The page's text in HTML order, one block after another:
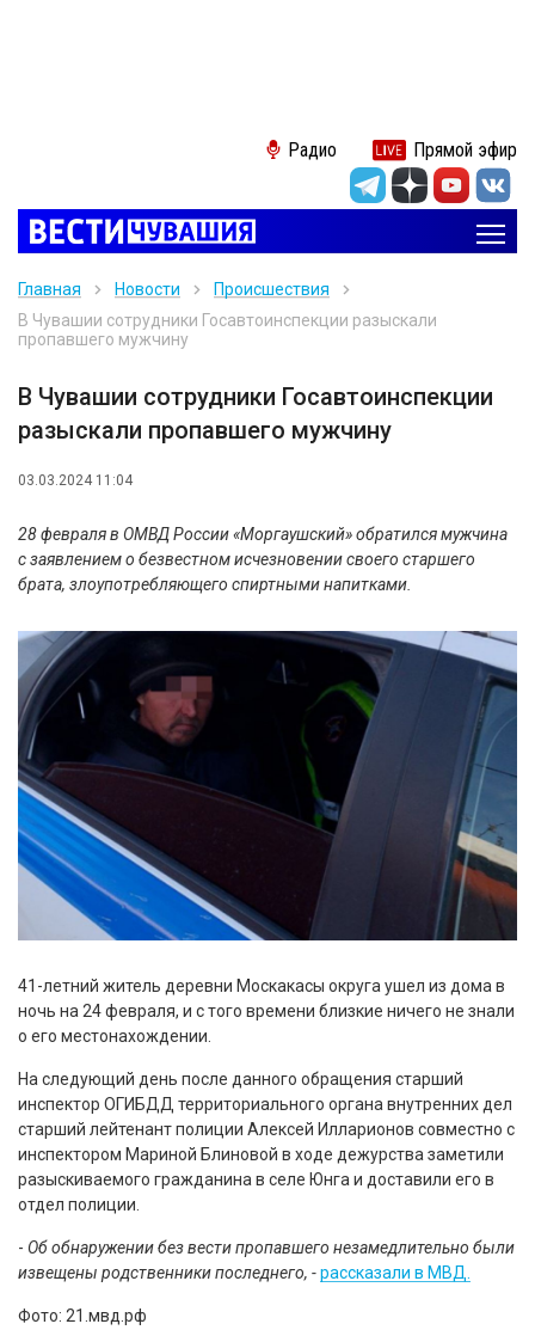
Радио Прямой эфир
Главная Новости
Происшествия
В Чувашии сотрудники Госавтоинспекции разыскали
пропавшего мужчину
В Чувашии сотрудники Госавтоинспекции
разыскали пропавшего мужчину
03.03.2024 11:04
28 февраля в ОМВД России «Моргаушский» обратился мужчина
с заявлением о безвестном исчезновении своего старшего
брата, злоупотребляющего спиртными напитками.
41-летний житель деревни Москакасы округа ушел из дома в
ночь на 24 февраля, и с того времени близкие ничего не знали
о его местонахождении.
На следующий день после данного обращения старший
инспектор ОГИБДД территориального органа внутренних дел
старший лейтенант полиции Алексей Илларионов совместно с
инспектором Мариной Блиновой в ходе дежурства заметили
разыскиваемого гражданина в селе Юнга и доставили его в
отдел полиции.
- Об обнаружении без вести пропавшего незамедлительно были
извещены родственники последнего, -рассказали в МВД.
Фото: 21.мвд.рф